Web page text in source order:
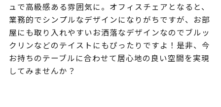
ュで高級感ある雰囲気に。オフィスチェアとなると、
業務的でシンプルなデザインになりがちですが、お部
屋にも取り入れやすいお洒落なデザインなのでブルッ
クリンなどのテイストにもぴったりですよ！是非、今
お持ちのテーブルに合わせて居心地の良い空間を実現
してみませんか？